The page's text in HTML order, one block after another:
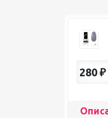
280 ₽